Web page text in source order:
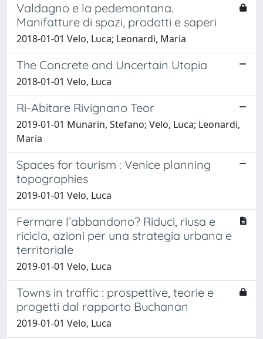
Valdagno e la pedemontana.
Manifatture di spazi, prodotti e saperi
2018-01-01 Velo, Luca; Leonardi, Maria
The Concrete and Uncertain Utopia
2018-01-01 Velo, Luca
Ri-Abitare Rivignano Teor
2019-01-01 Munarin, Stefano; Velo, Luca; Leonardi,
Maria
Spaces for tourism : Venice planning
topographies
2019-01-01 Velo, Luca
Fermare l’abbandono? Riduci, riusa e
ricicla, azioni per una strategia urbana e
territoriale
2019-01-01 Velo, Luca
Towns in traffic : prospettive, teorie e
progetti dal rapporto Buchanan
2019-01-01 Velo, Luca